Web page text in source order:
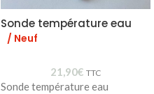
Sonde température eau
/ Neuf
21,90€ TTC
Sonde température eau